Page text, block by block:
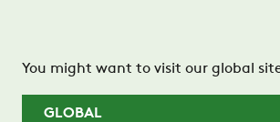
You might want to visit our global
GLOBAL